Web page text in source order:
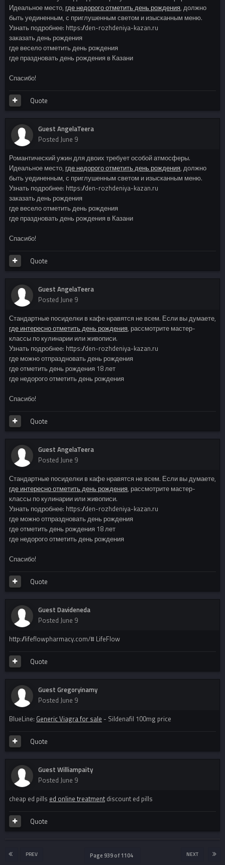
Идеальное место, где недорого отметить день рождения, должно
быть уединенным, с приглушенным светом и изысканным меню.
Узнать подробнее: https://den-rozhdeniya-kazan.ru
заказать день рождения
где весело отметить день рождения
где праздновать день рождения в Казани
Спасибо!
Quote
Guest AngelaTeera
Posted June 9
Романтический ужин для двоих требует особой атмосферы.
Идеальное место, где недорого отметить день рождения, должно
быть уединенным, с приглушенным светом и изысканным меню.
Узнать подробнее: https://den-rozhdeniya-kazan.ru
заказать день рождения
где весело отметить день рождения
где праздновать день рождения в Казани
Спасибо!
Quote
Guest AngelaTeera
Posted June 9
Стандартные посиделки в кафе нравятся не всем. Если вы думаете,
где интересно отметить день рождения, рассмотрите мастер-
классы по кулинарии или живописи.
Узнать подробнее: https://den-rozhdeniya-kazan.ru
где можно отпраздновать день рождения
где отметить день рождения 18 лет
где недорого отметить день рождения
Спасибо!
Quote
Guest AngelaTeera
Posted June 9
Стандартные посиделки в кафе нравятся не всем. Если вы думаете,
где интересно отметить день рождения, рассмотрите мастер-
классы по кулинарии или живописи.
Узнать подробнее: https://den-rozhdeniya-kazan.ru
где можно отпраздновать день рождения
где отметить день рождения 18 лет
где недорого отметить день рождения
Спасибо!
Quote
Guest Davideneda
Posted June 9
http://lifeflowpharmacy.com/# LifeFlow
Quote
Guest Gregoryinamy
Posted June 9
BlueLine: Generic Viagra for sale - Sildenafil 100mg price
Quote
Guest Williampaity
Posted June 9
cheap ed pills ed online treatment discount ed pills
Quote
PREV NEXT
Page 939 of 1104